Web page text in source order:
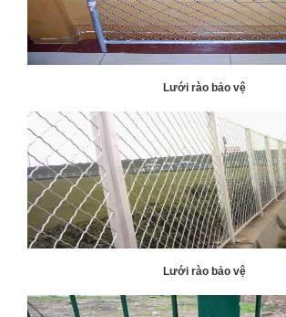
Lưới rào bảo vệ
Lưới rào bảo vệ